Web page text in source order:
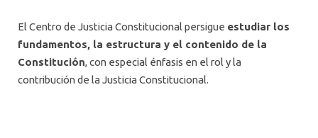
El Centro de Justicia Constitucional persigue estudiar los
fundamentos, la estructura y el contenido de la
Constitución, con especial énfasis en el rol y la
contribución de la Justicia Constitucional.